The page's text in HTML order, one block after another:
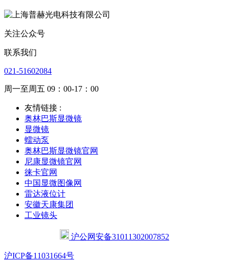
关注公众号
联系我们
021-51602084
周一至周五 09：00-17：00
友情链接 :
奥林巴斯显微镜
显微镜
蠕动泵
奥林巴斯显微镜官网
尼康显微镜官网
徕卡官网
中国显微图像网
雷达液位计
安徽天康集团
工业镜头
沪公网安备31011302007852
沪ICP备11031664号